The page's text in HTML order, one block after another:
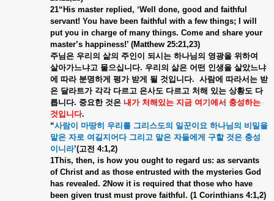
21“His master replied, ‘Well done, good and faithful
servant! You have been faithful with a few things; I will
put you in charge of many things. Come and share your
master’s happiness!’ (Matthew 25:21,23)
주님은 우리의 삶의 주인이 되시는 하나님의 영광을 위하여
살아가느냐고 물으십니다. 우리의 삶은 어떤 인생을 살았느냐
에 따라 분명하게 평가 받게 될 것입니다. 사람에 따라서는 받
은 달라트가 각각 다르고 은사도 다르고 처해 있는 상황도 다
릅니다. 중요한 것은 내가 처해있는 지금 여기에서 충성하는
것입니다.
“사람이 마땅히 우리를 그리스도의 일꾼이요 하나님의 비밀을
맡은 자로 여길지어다 그리고 맡은 자들에게 구할 것은 충성
이니라’(고전 4:1,2)
1This, then, is how you ought to regard us: as servants
of Christ and as those entrusted with the mysteries God
has revealed. 2Now it is required that those who have
been given trust must prove faithful. (1 Corinthians 4:1,2)